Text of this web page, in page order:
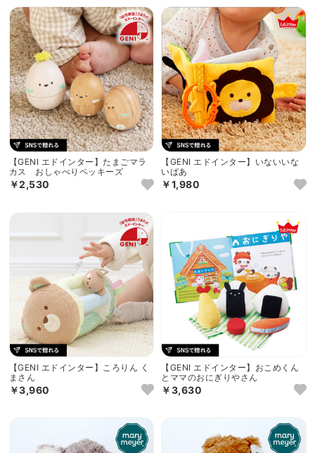
【GENI エドインター】たまごマラ
カス おしゃべりペッキーズ
￥2,530
【GENI エドインター】いないいな
いばあ
￥1,980
【GENI エドインター】ころりん く
まさん
￥3,960
【GENI エドインター】おこめくん
とママのおにぎりやさん
￥3,630